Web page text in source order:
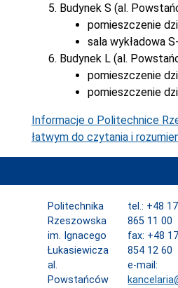
Budynek S (al.
pomieszczenie
sala wykładowa
Budynek L (al.
pomieszczenie
pomieszczenie
Informacje o Politechnice
łatwym do czytania i
Politechnika
Rzeszowska
im. Ignacego
Łukasiewicza
al.
Powstańców
tel.: +48 17
865 11 00
fax: +48 17
854 12 60
e-mail: